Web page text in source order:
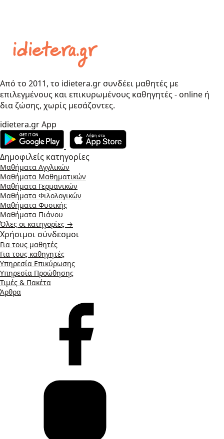
Από το 2011, το idietera.gr συνδέει μαθητές με
επιλεγμένους και επικυρωμένους καθηγητές - online ή
δια ζώσης, χωρίς μεσάζοντες.
idietera.gr App
Δημοφιλείς κατηγορίες
Μαθήματα Αγγλικών
Μαθήματα Μαθηματικών
Μαθήματα Γερμανικών
Μαθήματα Φιλολογικών
Μαθήματα Φυσικής
Μαθήματα Πιάνου
Όλες οι κατηγορίες →
Χρήσιμοι σύνδεσμοι
Για τους μαθητές
Για τους καθηγητές
Υπηρεσία Επικύρωσης
Υπηρεσία Προώθησης
Τιμές & Πακέτα
Άρθρα